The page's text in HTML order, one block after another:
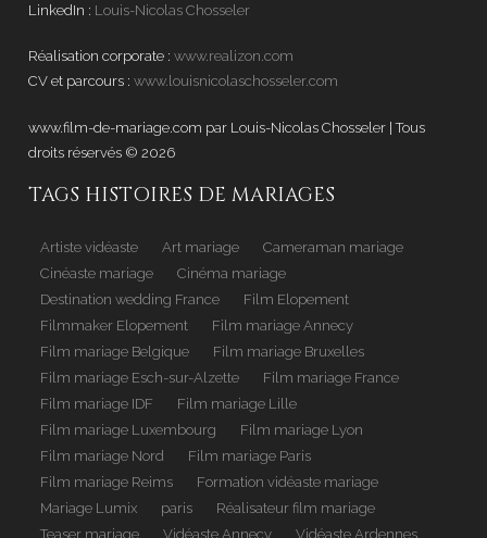
LinkedIn : Louis-Nicolas Chosseler
Réalisation corporate : www.realizon.com
CV et parcours : www.louisnicolaschosseler.com
www.film-de-mariage.com par Louis-Nicolas Chosseler | Tous
droits réservés © 2026
TAGS HISTOIRES DE MARIAGES
Artiste vidéaste Art mariage
Cameraman mariage
Cinéaste mariage
Cinéma mariage
Destination wedding France
Film Elopement
Filmmaker Elopement
Film mariage Annecy
Film mariage Belgique
Film mariage Bruxelles
Film mariage Esch-sur-Alzette
Film mariage France
Film mariage IDF
Film mariage Lille
Film mariage Luxembourg
Film mariage Lyon
Film mariage Nord
Film mariage Paris
Film mariage Reims
Formation vidéaste mariage
Mariage Lumix
paris
Réalisateur film mariage
Teaser mariage
Vidéaste Annecy Vidéaste Ardennes